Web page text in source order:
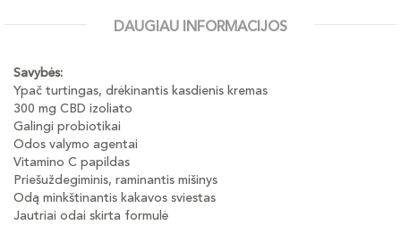
DAUGIAU INFORMACIJOS
Savybės:
Ypač turtingas, drėkinantis kasdienis kremas
300 mg CBD izoliato
Galingi probiotikai
Odos valymo agentai
Vitamino C papildas
Priešuždegiminis, raminantis mišinys
Odą minkštinantis kakavos sviestas
Jautriai odai skirta formulė